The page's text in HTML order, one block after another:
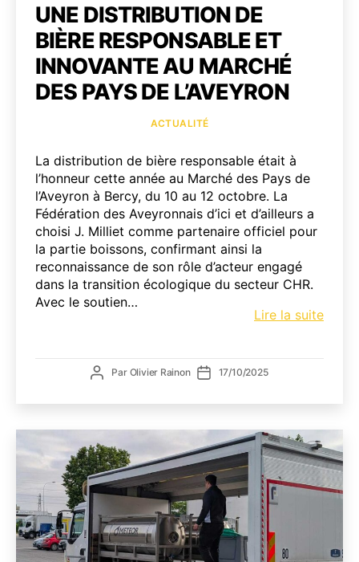
UNE DISTRIBUTION DE
BIÈRE RESPONSABLE ET
INNOVANTE AU MARCHÉ
DES PAYS DE L’AVEYRON
ACTUALITÉ
La distribution de bière responsable était à
l’honneur cette année au Marché des Pays de
l’Aveyron à Bercy, du 10 au 12 octobre. La
Fédération des Aveyronnais d’ici et d’ailleurs a
choisi J. Milliet comme partenaire officiel pour
la partie boissons, confirmant ainsi la
reconnaissance de son rôle d’acteur engagé
dans la transition écologique du secteur CHR.
Avec le soutien…
Lire la suiteUne
et
des
Pays
AuteurPar Olivier Rainon Date
17/10/2025